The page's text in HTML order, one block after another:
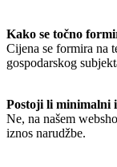
Kako se točno
Cijena se formira na
gospodarskog
Postoji li minimalni
Ne, na našem
iznos narudžbe.